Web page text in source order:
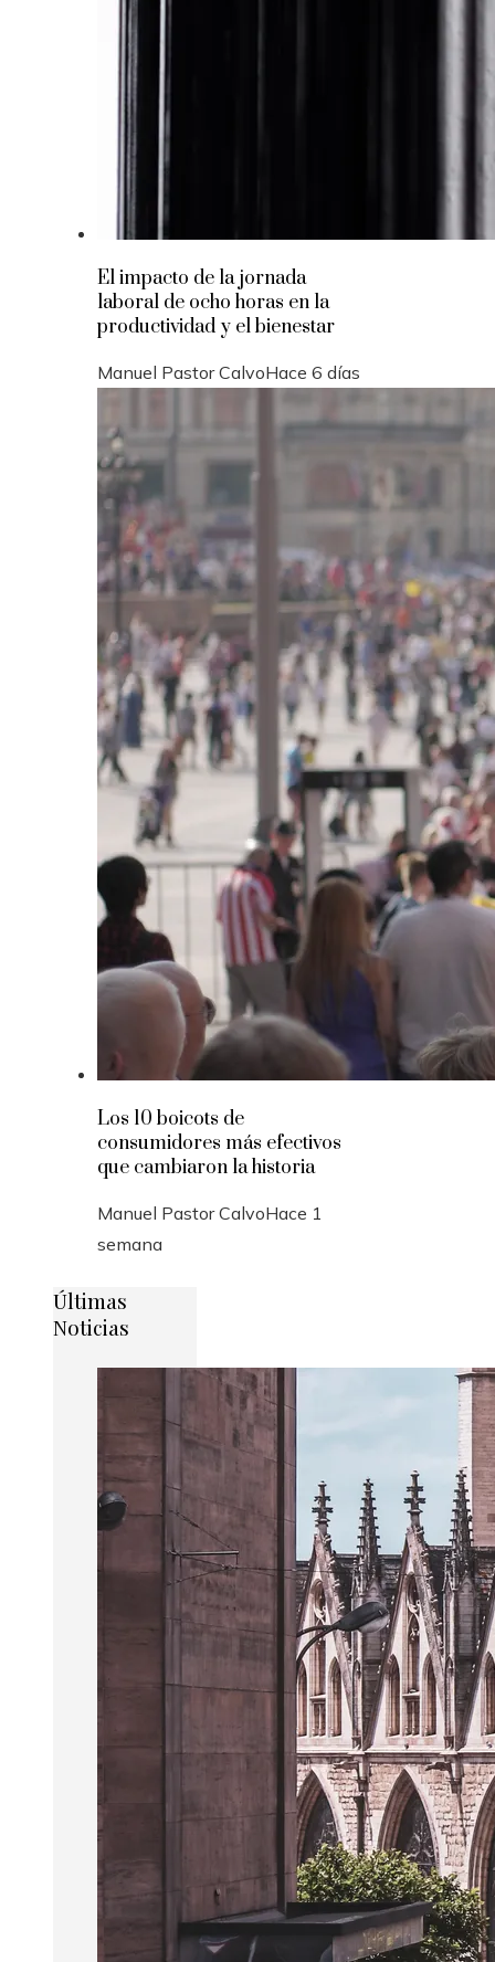
El impacto de la jornada
laboral de ocho horas en la
productividad y el bienestar
Manuel Pastor CalvoHace 6 días
Los 10 boicots de
consumidores más efectivos
que cambiaron la historia
Manuel Pastor CalvoHace 1
semana
Últimas
Noticias